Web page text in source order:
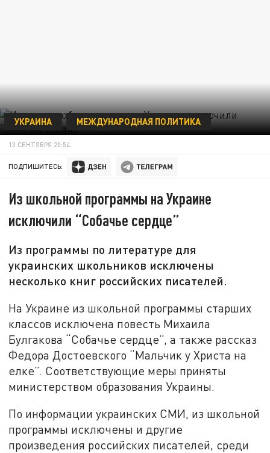
УКРАИНА МЕЖДУНАРОДНАЯ ПОЛИТИКА
13 СЕНТЯБРЯ 20:54
ПОДПИШИТЕСЬ:
Из школьной программы на Украине
исключили “Собачье сердце”
Из программы по литературе для
украинских школьников исключены
несколько книг российских писателей.
На Украине из школьной программы старших
классов исключена повесть Михаила
Булгакова “Собачье сердце”, а также рассказ
Федора Достоевского “Мальчик у Христа на
елке”. Соответствующие меры приняты
министерством образования Украины.
По информации украинских СМИ, из школьной
программы исключены и другие
произведения российских писателей, среди